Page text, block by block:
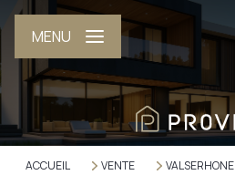
MENU
ACCUEIL VENTE VALSERHONE